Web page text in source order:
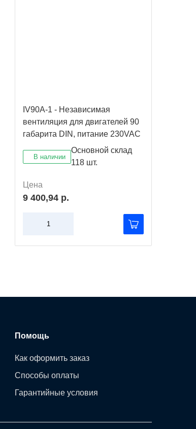
IV90A-1 - Независимая
вентиляция для двигателей 90
габарита DIN, питание 230VAC
В наличии
Основной склад
118 шт.
Цена
9 400,94 р.
Помощь
Как оформить заказ
Способы оплаты
Гарантийные условия